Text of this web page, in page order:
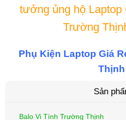
tưởng ủng hộ Laptop
Trường
Phụ Kiện Laptop Giá
Thịnh
Sản
Balo Vi Tính Trường Thịnh